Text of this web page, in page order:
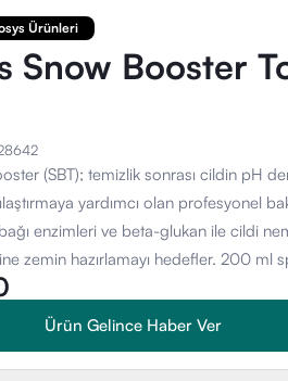
Ürünleri
Snow Booster
(SBT); temizlik sonrası cildin pH
yardımcı olan profesyonel
enzimleri ve beta-glukan ile cildi
zemin hazırlamayı hedefler. 200 ml
Ürün Gelince Haber Ver